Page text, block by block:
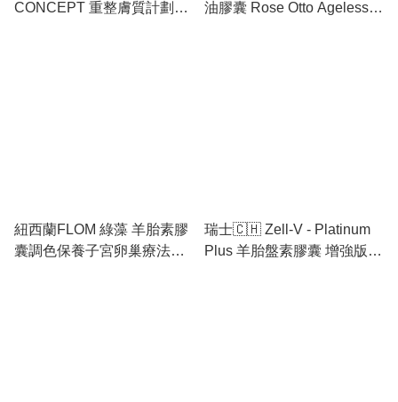
CONCEPT 重整膚質計劃
油膠囊 Rose Otto Ageless
紐西蘭FLOM 綠藻 羊胎素膠
囊調色保養子宮卵巢療法增
瑞士🇨🇭 Zell-V - Platinum
Plus 羊胎盤素膠囊 增強版